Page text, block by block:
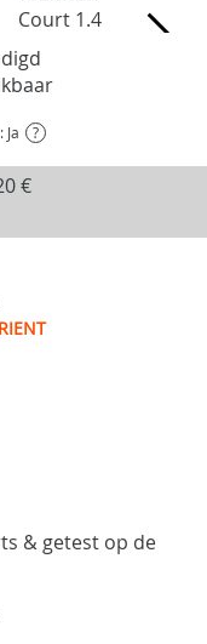
?
€
& getest op de